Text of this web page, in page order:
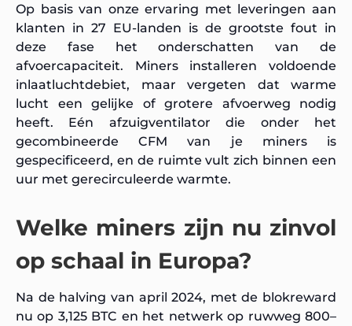
Op basis van onze ervaring met leveringen aan
klanten in 27 EU-landen is de grootste fout in
deze fase het onderschatten van de
afvoercapaciteit. Miners installeren voldoende
inlaatluchtdebiet, maar vergeten dat warme
lucht een gelijke of grotere afvoerweg nodig
heeft. Eén afzuigventilator die onder het
gecombineerde CFM van je miners is
gespecificeerd, en de ruimte vult zich binnen een
uur met gerecirculeerde warmte.
Welke miners zijn nu zinvol
op schaal in Europa?
Na de halving van april 2024, met de blokreward
nu op 3,125 BTC en het netwerk op ruwweg 800–